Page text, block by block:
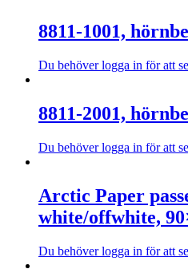
kan
väljas
produktsidan
produkten
har
varianter.
alternativen
kan
väljas
på
8811-1001,
Du behöver logga in för att
produkten
har
varianter.
alternativen
kan
väljas
produktsidan
8811-2001,
Du behöver logga in för att
produkten
har
flera
De
olika
Arctic Paper
white/offwhite,
Du behöver logga in för att